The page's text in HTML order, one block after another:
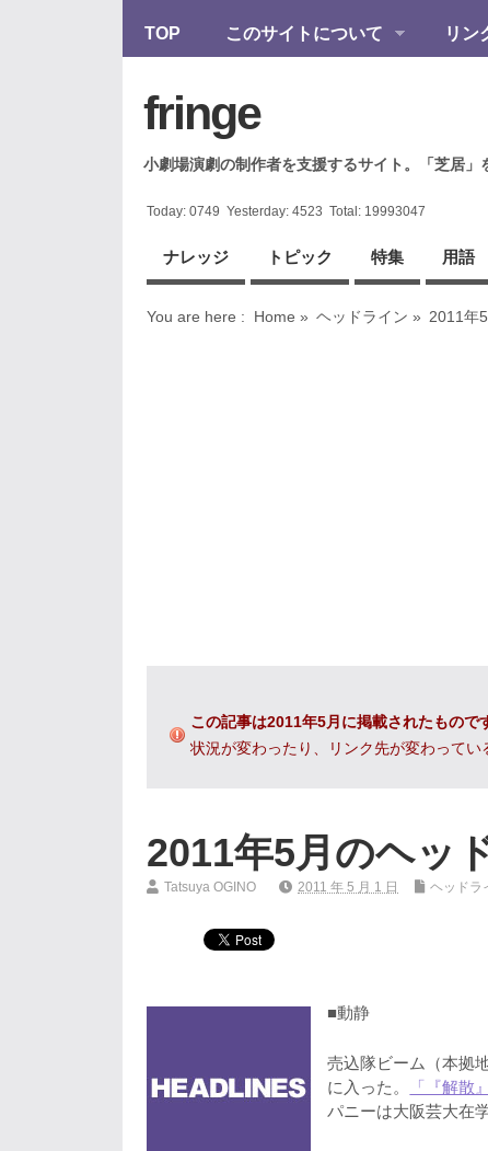
TOP このサイトについて リン
fringe
小劇場演劇の制作者を支援するサイト。「芝居
Today:0749 Yesterday:4523 Total: 19993047
ナレッジ トピック 特集 用語
You are here : Home » ヘッドライン » 2011年
この記事は2011年5月に掲載されたもので
状況が変わったり、リンク先が変わってい
2011年5月のヘッ
Tatsuya OGINO 2011 年 5 月 1 日 ヘッドラ
■動静
売込隊ビーム（本拠
に入った。
「『解散
パニーは大阪芸大在